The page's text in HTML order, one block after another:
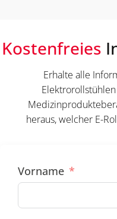
Kostenfreies
Erhalte alle
heraus, welcher E-
Vorname